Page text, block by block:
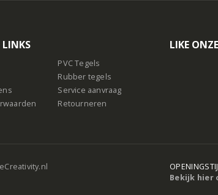
LINKS
PVC Tegels
Rubber tegels
Service aanvraag
Retourneren
LIKE
eCreativity.nl
Bekijk hier